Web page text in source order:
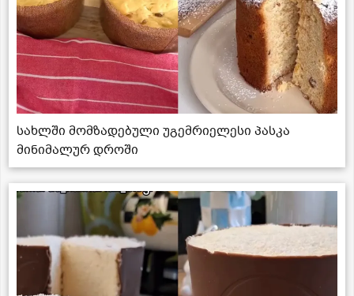
სახლში მომზადებული უგემრიელესი პასკა
მინიმალურ დროში